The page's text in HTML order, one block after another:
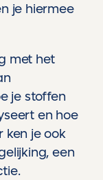
je hiermee
met het
je stoffen
en hoe
ken je ook
een